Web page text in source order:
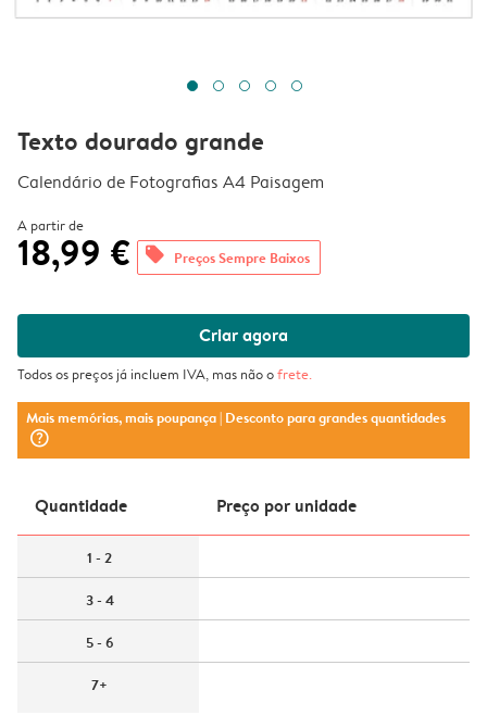
Texto dourado grande
Calendário de Fotografias A4 Paisagem
A partir de
18,99 € offers Preços Sempre Baixos
Criar agora
Todos os preços já incluem IVA, mas não ofrete.
Mais memórias, mais poupança| Desconto para grandes quantidades
question_mark_circle
Quantidade Preço por unidade
1 - 2
3 - 4
5 - 6
7+